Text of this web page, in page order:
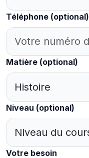
Téléphone (optional)
Matière (optional)
Niveau (optional)
Votre besoin